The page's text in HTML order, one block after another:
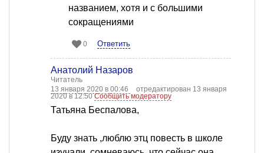
названием, хотя и с большими
сокращениями
0 Ответить
Анатолий Назаров
Читатель
13 января 2020 в 00:46
отредактирован 13 января
2020 в 12:50Сообщить модератору
Татьяна Беспалова,
Буду знать ,люблю этц повесть в школе